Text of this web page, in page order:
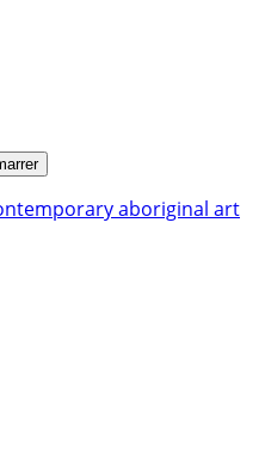
aboriginal art